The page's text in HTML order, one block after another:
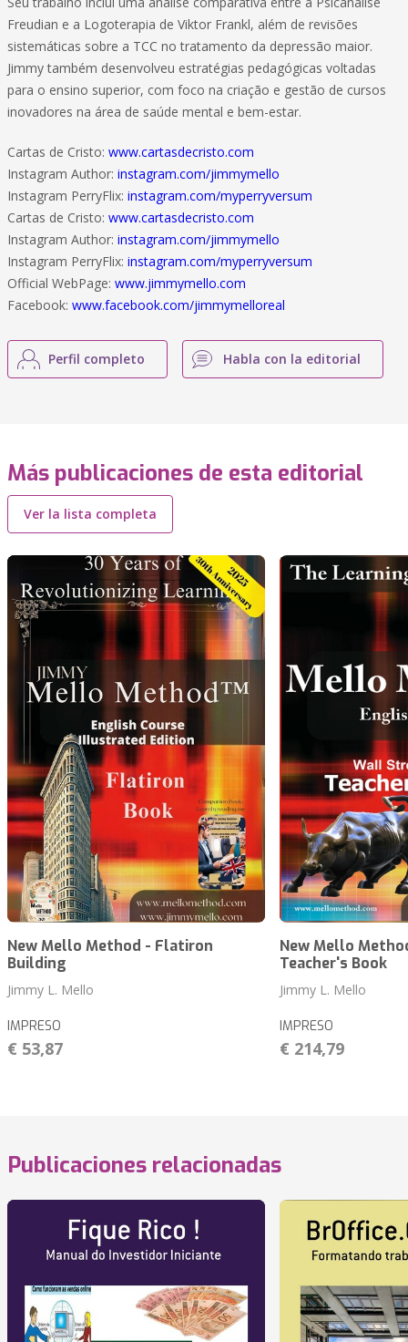
Freudian e a Logoterapia de Viktor Frankl, além de revisões
sistemáticas sobre a TCC no tratamento da depressão maior.
Jimmy também desenvolveu estratégias pedagógicas voltadas
para o ensino superior, com foco na criação e gestão de cursos
inovadores na área de saúde mental e bem-estar.
Cartas de Cristo: www.cartasdecristo.com
Instagram Author: instagram.com/jimmymello
Instagram PerryFlix: instagram.com/myperryversum
Cartas de Cristo: www.cartasdecristo.com
Instagram Author: instagram.com/jimmymello
Instagram PerryFlix: instagram.com/myperryversum
Official WebPage: www.jimmymello.com
Facebook: www.facebook.com/jimmymelloreal
Perfil completo Habla con la editorial
Más publicaciones de esta editorial
Ver la lista completa
New Mello Method - Flatiron
Building
Jimmy L. Mello
IMPRESO
€ 53,87
New Mello
Teacher's Book
Jimmy L. Mello
IMPRESO
€ 214,79
Publicaciones relacionadas